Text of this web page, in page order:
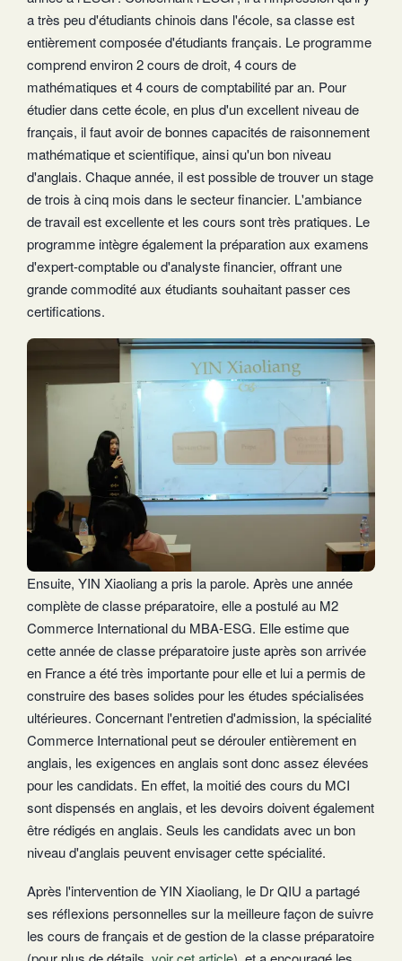
a très peu d'étudiants chinois dans l'école, sa classe est
entièrement composée d'étudiants français. Le programme
comprend environ 2 cours de droit, 4 cours de
mathématiques et 4 cours de comptabilité par an. Pour
étudier dans cette école, en plus d'un excellent niveau de
français, il faut avoir de bonnes capacités de raisonnement
mathématique et scientifique, ainsi qu'un bon niveau
d'anglais. Chaque année, il est possible de trouver un stage
de trois à cinq mois dans le secteur financier. L'ambiance
de travail est excellente et les cours sont très pratiques. Le
programme intègre également la préparation aux examens
d'expert-comptable ou d'analyste financier, offrant une
grande commodité aux étudiants souhaitant passer ces
certifications.
Ensuite, YIN Xiaoliang a pris la parole. Après une année
complète de classe préparatoire, elle a postulé au M2
Commerce International du MBA-ESG. Elle estime que
cette année de classe préparatoire juste après son arrivée
en France a été très importante pour elle et lui a permis de
construire des bases solides pour les études spécialisées
ultérieures. Concernant l'entretien d'admission, la spécialité
Commerce International peut se dérouler entièrement en
anglais, les exigences en anglais sont donc assez élevées
pour les candidats. En effet, la moitié des cours du MCI
sont dispensés en anglais, et les devoirs doivent également
être rédigés en anglais. Seuls les candidats avec un bon
niveau d'anglais peuvent envisager cette spécialité.
Après l'intervention de YIN Xiaoliang, le Dr QIU a partagé
ses réflexions personnelles sur la meilleure façon de suivre
les cours de français et de gestion de la classe préparatoire